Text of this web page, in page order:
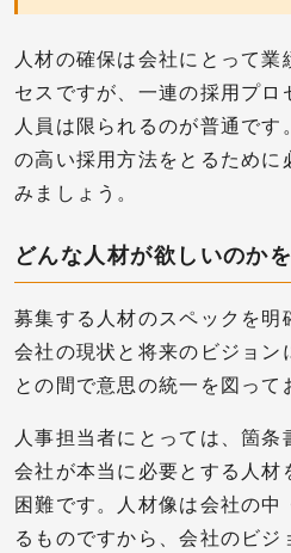
人材の確保は会社にとって業
セスですが、一連の採用プロ
人員は限られるのが普通です
の高い採用方法をとるために
みましょう。
どんな人材が欲しいのか
募集する人材のスペックを明
会社の現状と将来のビジョン
との間で意思の統一を図って
人事担当者にとっては、箇条
会社が本当に必要とする人材
困難です。人材像は会社の中
るものですから、会社のビジ